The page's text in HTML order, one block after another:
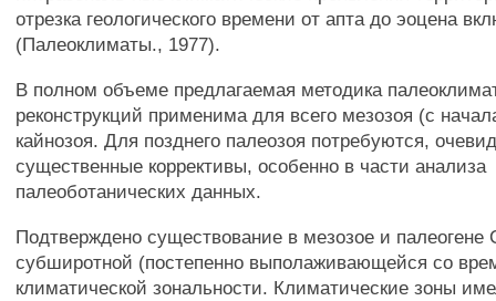
отрезка геологического времени от апта до эоцена
(Палеоклиматы., 1977).
В полном объеме предлагаемая методика
реконструкций применима для всего мезозоя (с
кайнозоя. Для позднего палеозоя потребуются,
существенные коррективы, особенно в части анализа
палеоботанических данных.
Подтверждено существование в мезозое и палеогене
субширотной (постепенно выполаживающейся со
климатической зональности. Климатические зоны